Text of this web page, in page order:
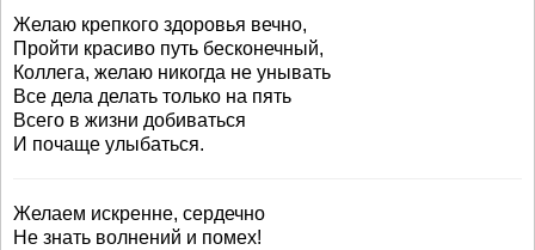
Желаю крепкого здоровья вечно,
Пройти красиво путь бесконечный,
Коллега, желаю никогда не унывать
Все дела делать только на пять
Всего в жизни добиваться
И почаще улыбаться.
Желаем искренне, сердечно
Не знать волнений и помех!